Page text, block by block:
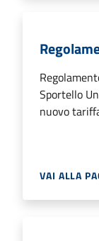
Sportello
nuovo
VAI ALLA